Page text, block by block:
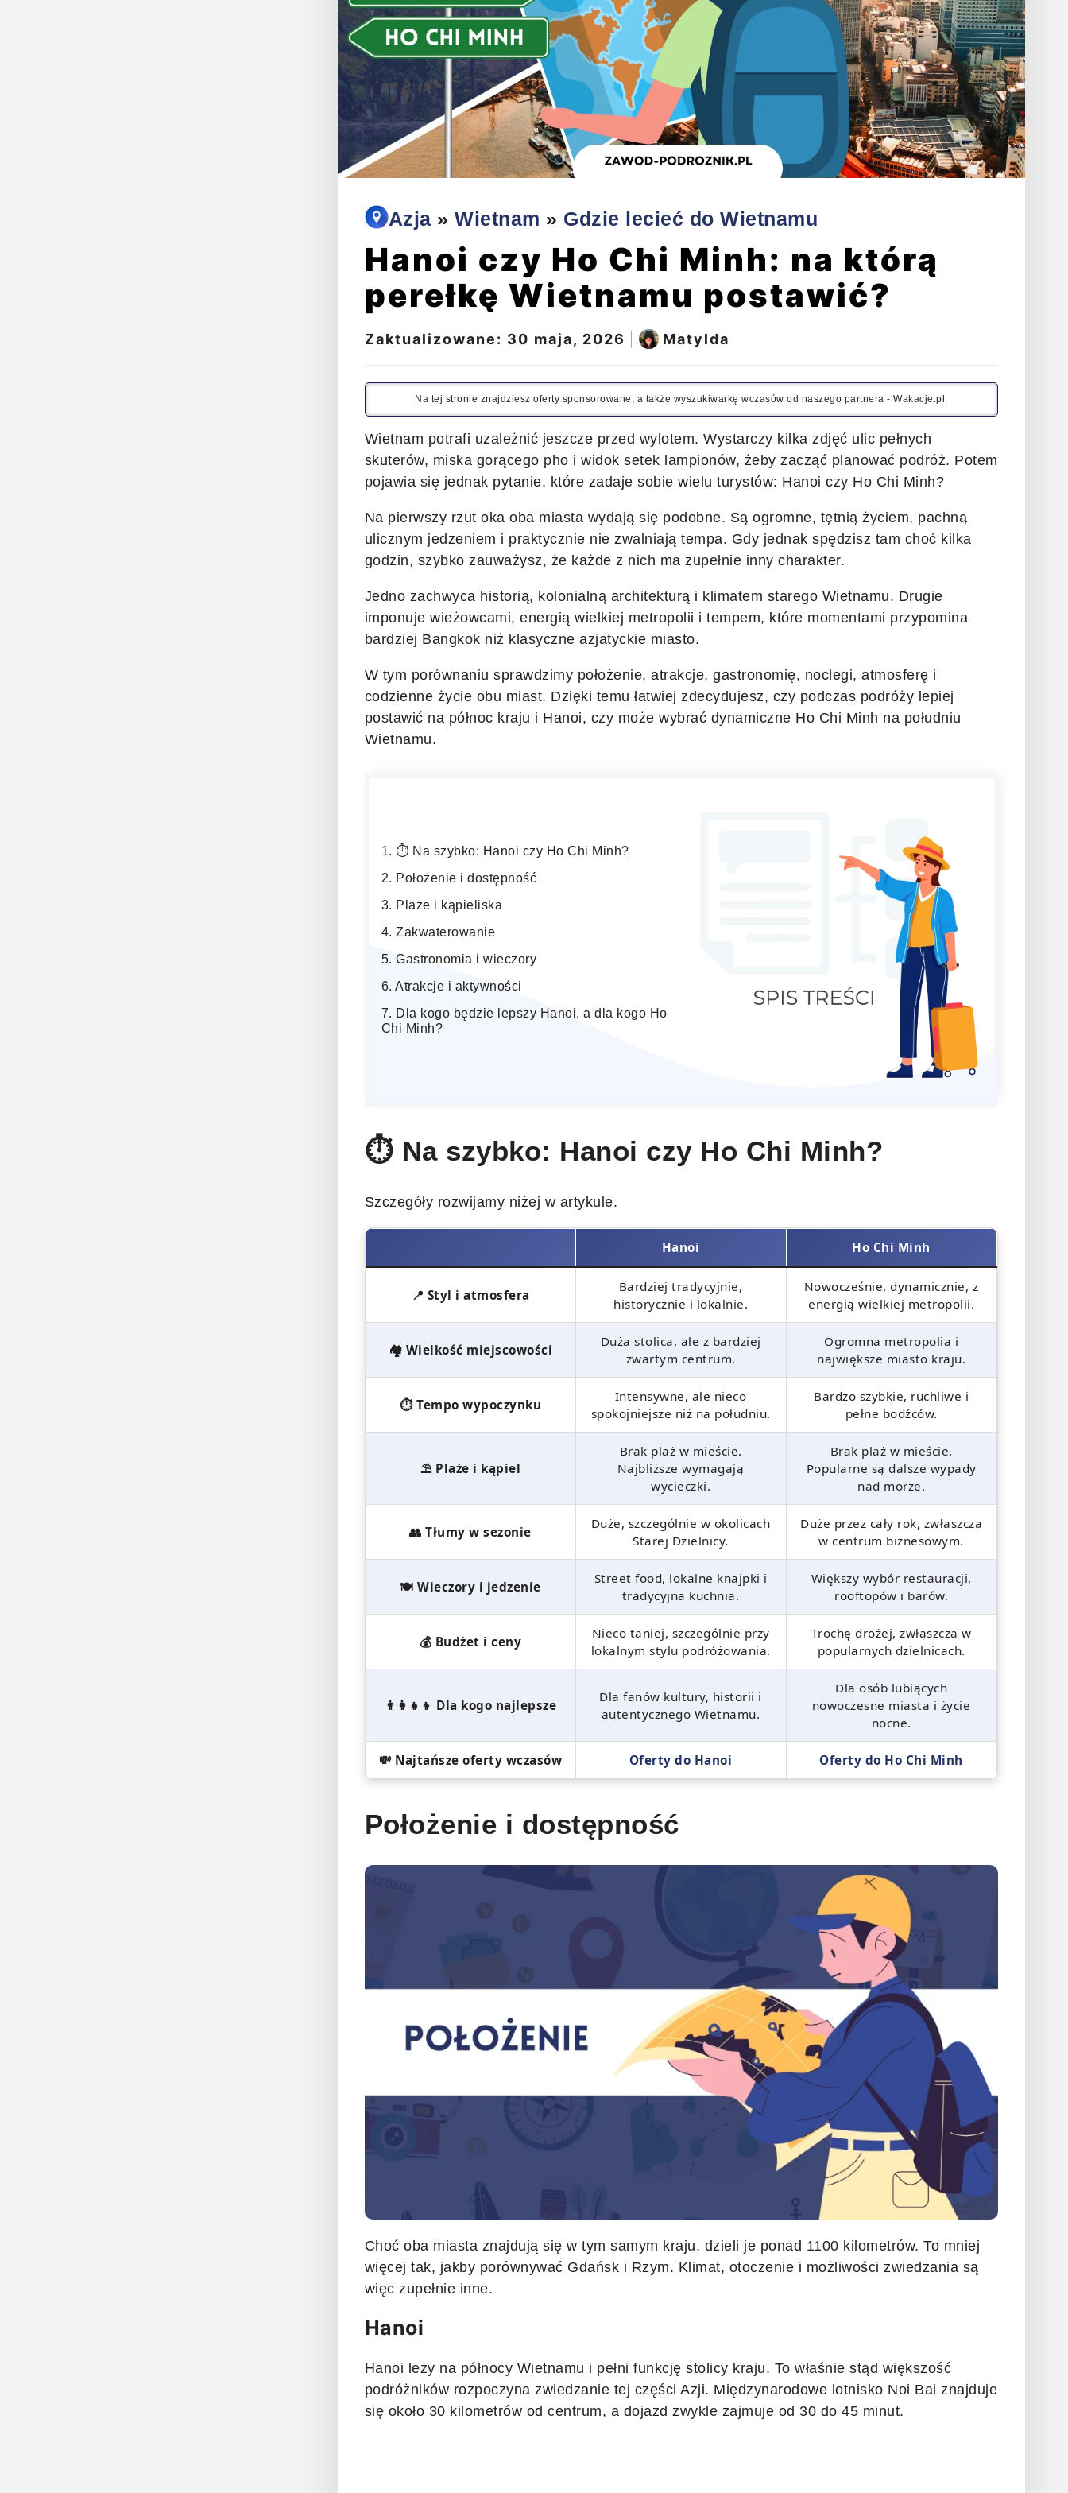
Azja »Wietnam » Gdzie lecieć do Wietnamu
Hanoi czy Ho Chi Minh: na którą
perełkę Wietnamu postawić?
Zaktualizowane: 30 maja, 2026 Matylda
Na tej stronie znajdziesz oferty sponsorowane, a także wyszukiwarkę wczasów od naszego partnera - Wakacje.pl.
Wietnam potrafi uzależnić jeszcze przed wylotem. Wystarczy kilka zdjęć ulic pełnych
skuterów, miska gorącego pho i widok setek lampionów, żeby zacząć planować podróż. Potem
pojawia się jednak pytanie, które zadaje sobie wielu turystów: Hanoi czy Ho Chi Minh?
Na pierwszy rzut oka oba miasta wydają się podobne. Są ogromne, tętnią życiem, pachną
ulicznym jedzeniem i praktycznie nie zwalniają tempa. Gdy jednak spędzisz tam choć kilka
godzin, szybko zauważysz, że każde z nich ma zupełnie inny charakter.
Jedno zachwyca historią, kolonialną architekturą i klimatem starego Wietnamu. Drugie
imponuje wieżowcami, energią wielkiej metropolii i tempem, które momentami przypomina
bardziej Bangkok niż klasyczne azjatyckie miasto.
W tym porównaniu sprawdzimy położenie, atrakcje, gastronomię, noclegi, atmosferę i
codzienne życie obu miast. Dzięki temu łatwiej zdecydujesz, czy podczas podróży lepiej
postawić na północ kraju i Hanoi, czy może wybrać dynamiczne Ho Chi Minh na południu
Wietnamu.
⏱️ Na szybko: Hanoi czy Ho Chi Minh?
Położenie i dostępność
Plaże i kąpieliska
Zakwaterowanie
Gastronomia i wieczory
Atrakcje i aktywności
Dla kogo będzie lepszy Hanoi, a dla kogo Ho
Chi Minh?
⏱️ Na szybko: Hanoi czy Ho Chi Minh?
Szczegóły rozwijamy niżej w artykule.
Hanoi Ho Chi Minh
📍 Styl i atmosfera
Bardziej tradycyjnie,
historycznie i lokalnie.
Nowocześnie, dynamicznie, z
energią wielkiej metropolii.
🏘️ Wielkość miejscowości
Duża stolica, ale z bardziej
zwartym centrum.
Ogromna metropolia i
największe miasto kraju.
⏱️ Tempo wypoczynku
Intensywne, ale nieco
spokojniejsze niż na południu.
Bardzo szybkie, ruchliwe i
pełne bodźców.
⛱️ Plaże i kąpiel
Brak plaż w mieście.
Najbliższe wymagają
wycieczki.
Brak plaż w mieście.
Popularne są dalsze wypady
nad morze.
👥 Tłumy w sezonie
Duże, szczególnie w okolicach
Starej Dzielnicy.
Duże przez cały rok, zwłaszcza
w centrum biznesowym.
🍽️ Wieczory i jedzenie
Street food, lokalne knajpki i
tradycyjna kuchnia.
Większy wybór restauracji,
rooftopów i barów.
💰 Budżet i ceny
Nieco taniej, szczególnie przy
lokalnym stylu podróżowania.
Trochę drożej, zwłaszcza w
popularnych dzielnicach.
👨‍👩‍👧‍👦 Dla kogo najlepsze
Dla fanów kultury, historii i
autentycznego Wietnamu.
Dla osób lubiących
nowoczesne miasta i życie
nocne.
💸 Najtańsze oferty wczasów Oferty do Hanoi Oferty do Ho Chi Minh
Położenie i dostępność
Choć oba miasta znajdują się w tym samym kraju, dzieli je ponad 1100 kilometrów. To mniej
więcej tak, jakby porównywać Gdańsk i Rzym. Klimat, otoczenie i możliwości zwiedzania są
więc zupełnie inne.
Hanoi
Hanoi leży na północy Wietnamu i pełni funkcję stolicy kraju. To właśnie stąd większość
podróżników rozpoczyna zwiedzanie tej części Azji. Międzynarodowe lotnisko Noi Bai znajduje
się około 30 kilometrów od centrum, a dojazd zwykle zajmuje od 30 do 45 minut.